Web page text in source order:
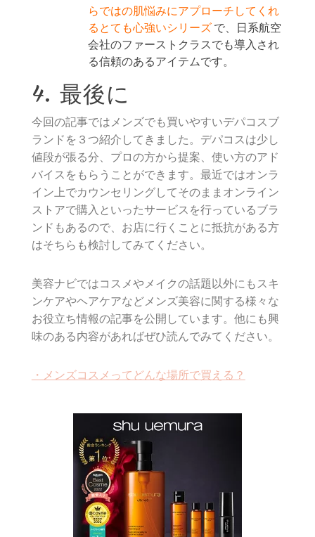
らではの肌悩みにアプローチしてくれ
るとても心強いシリーズ で、日系航空
会社のファーストクラスでも導入され
る信頼のあるアイテムです。
4. 最後に
今回の記事ではメンズでも買いやすいデパコスブ
ランドを３つ紹介してきました。デパコスは少し
値段が張る分、プロの方から提案、使い方のアド
バイスをもらうことができます。最近ではオンラ
イン上でカウンセリングしてそのままオンライン
ストアで購入といったサービスを行っているブラ
ンドもあるので、お店に行くことに抵抗がある方
はそちらも検討してみてください。
美容ナビではコスメやメイクの話題以外にもスキ
ンケアやヘアケアなどメンズ美容に関する様々な
お役立ち情報の記事を公開しています。他にも興
味のある内容があればぜひ読んでみてください。
・メンズコスメってどんな場所で買える？